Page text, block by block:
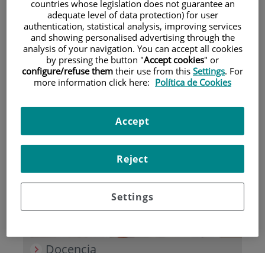
Pacientes y visitantes
Investigación
Docencia
countries whose legislation does not guarantee an
adequate level of data protection) for user
authentication, statistical analysis, improving services
and showing personalised advertising through the
analysis of your navigation. You can accept all cookies
by pressing the button "Accept cookies" or
configure/refuse them their use from this Settings. For
more information click here: Política de Cookies
Settings
Reject
Accept